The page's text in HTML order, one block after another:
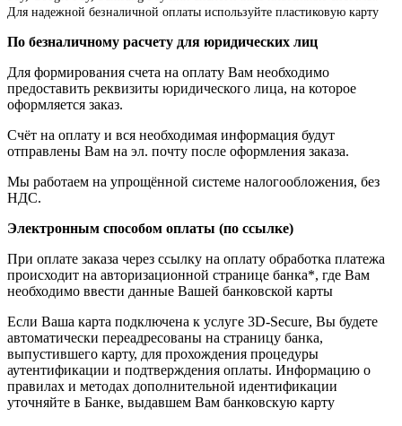
Для надежной безналичной оплаты используйте пластиковую карту
По безналичному расчету для юридических лиц
Для формирования счета на оплату Вам необходимо
предоставить реквизиты юридического лица, на которое
оформляется заказ.
Счёт на оплату и вся необходимая информация будут
отправлены Вам на эл. почту после оформления заказа.
Мы работаем на упрощённой системе налогообложения, без
НДС.
Электронным способом оплаты (по ссылке)
При оплате заказа через ссылку на оплату обработка платежа
происходит на авторизационной странице банка*, где Вам
необходимо ввести данные Вашей банковской карты
Если Ваша карта подключена к услуге 3D-Secure, Вы будете
автоматически переадресованы на страницу банка,
выпустившего карту, для прохождения процедуры
аутентификации и подтверждения оплаты. Информацию о
правилах и методах дополнительной идентификации
уточняйте в Банке, выдавшем Вам банковскую карту